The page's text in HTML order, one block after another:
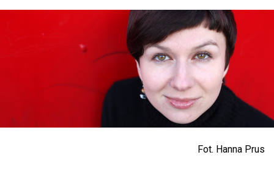
Fot. Hanna Prus